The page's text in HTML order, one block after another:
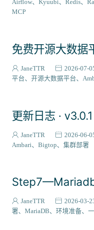
ZooKeeper
RPM 国产化适配
Bigtop-select Ubuntu
DolphinScheduler
Superset Sqoop
Airflow
Kyuubi Redis
MCP
免费开源大数据
JaneTTR 2026-07-
平台
开源大数据平台
更新日志 · v3.0.1
JaneTTR 2026-06-
Ambari
Bigtop 集群部署
JaneTTR 2026-03-
署
MariaDB 环境准备